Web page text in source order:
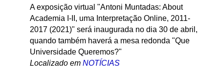
A exposição virtual "Antoni Muntadas: About
Academia I-II, uma Interpretação Online, 2011-
2017 (2021)" será inaugurada no dia 30 de abril,
quando também haverá a mesa redonda "Que
Universidade Queremos?"
Localizado em NOTÍCIAS